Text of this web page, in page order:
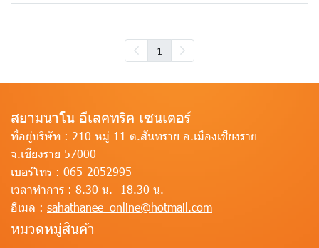
1
สยามนาโน อีเลคทริค เซนเตอร์
ที่อยู่บริษัท : 210 หมู่ 11 ต.สันทราย อ.เมืองเชียงราย
จ.เชียงราย 57000
เบอร์โทร : 065-2052995
เวลาทำการ : 8.30 น.- 18.30 น.
อีเมล : sahathanee_online@hotmail.com
หมวดหมู่สินค้า